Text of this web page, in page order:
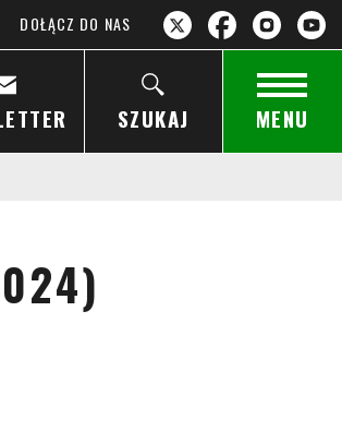
DOŁĄCZ DO NAS
SZUKAJ MENU